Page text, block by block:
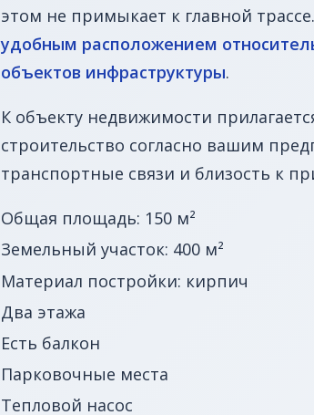
этом не примыкает к главной
удобным расположением
объектов инфраструктуры.
К объекту недвижимости
строительство согласно вашим
транспортные связи и близость к
Общая площадь: 150 м²
Земельный участок: 400 м²
Материал постройки: кирпич
Два этажа
Есть балкон
Парковочные места
Тепловой насос